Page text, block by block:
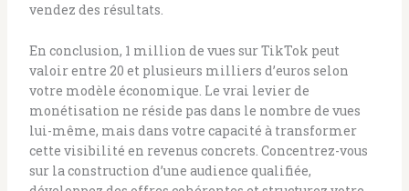
vendez des résultats.
En conclusion, 1 million de vues sur TikTok peut
valoir entre 20 et plusieurs milliers d’euros selon
votre modèle économique. Le vrai levier de
monétisation ne réside pas dans le nombre de vues
lui-même, mais dans votre capacité à transformer
cette visibilité en revenus concrets. Concentrez-vous
sur la construction d’une audience qualifiée,